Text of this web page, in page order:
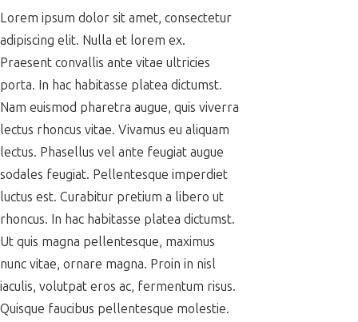
Lorem ipsum dolor sit amet, consectetur
adipiscing elit. Nulla et lorem ex.
Praesent convallis ante vitae ultricies
porta. In hac habitasse platea dictumst.
Nam euismod pharetra augue, quis viverra
lectus rhoncus vitae. Vivamus eu aliquam
lectus. Phasellus vel ante feugiat augue
sodales feugiat. Pellentesque imperdiet
luctus est. Curabitur pretium a libero ut
rhoncus. In hac habitasse platea dictumst.
Ut quis magna pellentesque, maximus
nunc vitae, ornare magna. Proin in nisl
iaculis, volutpat eros ac, fermentum risus.
Quisque faucibus pellentesque molestie.